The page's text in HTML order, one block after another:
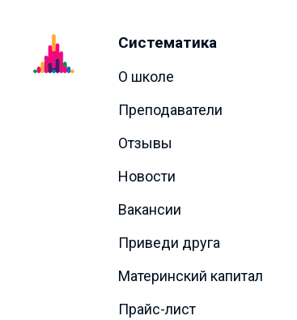
Систематика
О школе
Преподаватели
Отзывы
Новости
Вакансии
Приведи друга
Материнский капитал
Прайс-лист